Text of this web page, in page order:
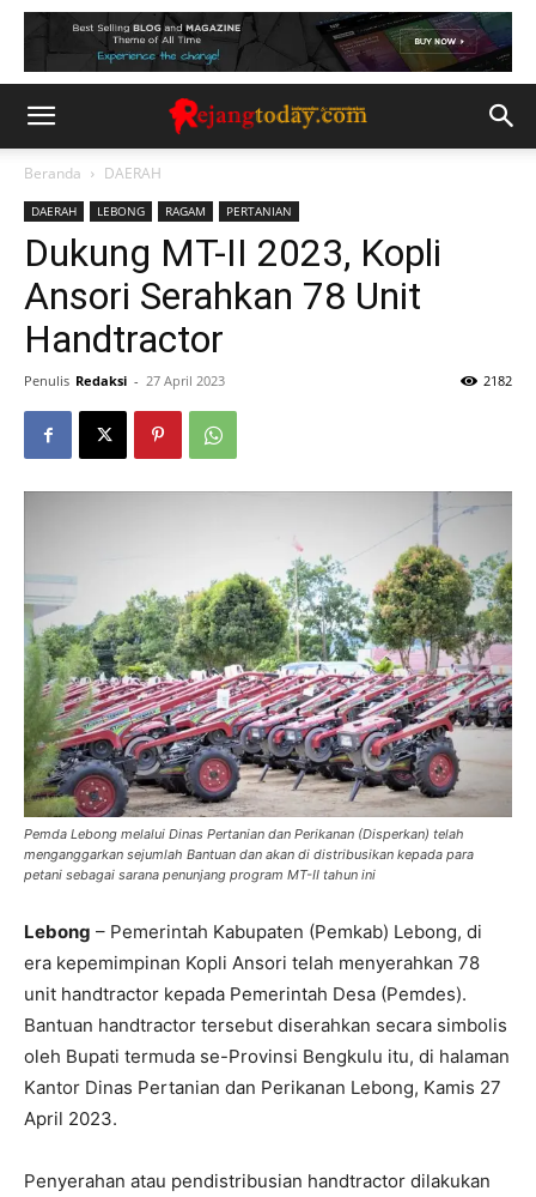
Beranda DAERAH
DAERAH LEBONG RAGAM PERTANIAN
Dukung MT-II 2023, Kopli
Ansori Serahkan 78 Unit
Handtractor
Penulis Redaksi - 27 April 2023 2182
Pemda Lebong melalui Dinas Pertanian dan Perikanan (Disperkan) telah
menganggarkan sejumlah Bantuan dan akan di distribusikan kepada para
petani sebagai sarana penunjang program MT-II tahun ini
Lebong – Pemerintah Kabupaten (Pemkab) Lebong, di
era kepemimpinan Kopli Ansori telah menyerahkan 78
unit handtractor kepada Pemerintah Desa (Pemdes).
Bantuan handtractor tersebut diserahkan secara simbolis
oleh Bupati termuda se-Provinsi Bengkulu itu, di halaman
Kantor Dinas Pertanian dan Perikanan Lebong, Kamis 27
April 2023.
Penyerahan atau pendistribusian handtractor dilakukan